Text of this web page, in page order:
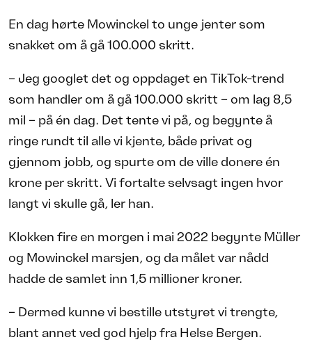
En dag hørte Mowinckel to unge jenter som
snakket om å gå 100.000 skritt.
– Jeg googlet det og oppdaget en TikTok-trend
som handler om å gå 100.000 skritt – om lag 8,5
mil – på én dag. Det tente vi på, og begynte å
ringe rundt til alle vi kjente, både privat og
gjennom jobb, og spurte om de ville donere én
krone per skritt. Vi fortalte selvsagt ingen hvor
langt vi skulle gå, ler han.
Klokken fire en morgen i mai 2022 begynte Müller
og Mowinckel marsjen, og da målet var nådd
hadde de samlet inn 1,5 millioner kroner.
– Dermed kunne vi bestille utstyret vi trengte,
blant annet ved god hjelp fra Helse Bergen.